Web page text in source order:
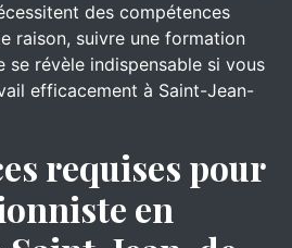
des compétences
raison, suivre une formation
se révèle indispensable si vous
efficacement à Saint-Jean-
requises pour
en